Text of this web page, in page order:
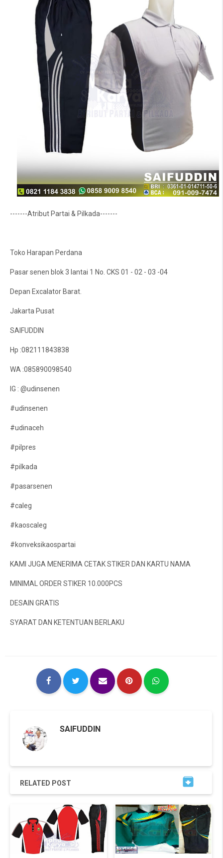
-------Atribut Partai & Pilkada-------
Toko Harapan Perdana
Pasar senen blok 3 lantai 1 No. CKS 01 - 02 - 03 -04
Depan Excalator Barat.
Jakarta Pusat
SAIFUDDIN
Hp :082111843838
WA :085890098540
IG : @udinsenen
#udinsenen
#udinaceh
#pilpres
#pilkada
#pasarsenen
#caleg
#kaoscaleg
#konveksikaospartai
KAMI JUGA MENERIMA CETAK STIKER DAN KARTU NAMA
MINIMAL ORDER STIKER 10.000PCS
DESAIN GRATIS
SYARAT DAN KETENTUAN BERLAKU
SAIFUDDIN

RELATED POST